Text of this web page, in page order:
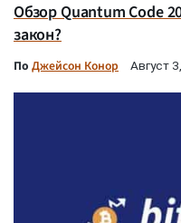
Обзор Quantum Code
закон?
По Джейсон Конор Август